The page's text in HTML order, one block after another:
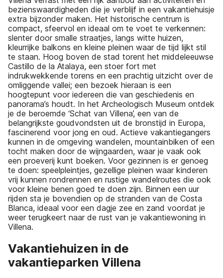
bezienswaardigheden die je verblijf in een vakantiehuisje
extra bijzonder maken. Het historische centrum is
compact, sfeervol en ideaal om te voet te verkennen:
slenter door smalle straatjes, langs witte huizen,
kleurrijke balkons en kleine pleinen waar de tijd lijkt stil
te staan. Hoog boven de stad torent het middeleeuwse
Castillo de la Atalaya, een stoer fort met
indrukwekkende torens en een prachtig uitzicht over de
omliggende vallei; een bezoek hieraan is een
hoogtepunt voor iedereen die van geschiedenis en
panorama’s houdt. In het Archeologisch Museum ontdek
je de beroemde ‘Schat van Villena’, een van de
belangrijkste goudvondsten uit de bronstijd in Europa,
fascinerend voor jong en oud. Actieve vakantiegangers
kunnen in de omgeving wandelen, mountainbiken of een
tocht maken door de wijngaarden, waar je vaak ook
een proeverij kunt boeken. Voor gezinnen is er genoeg
te doen: speelpleintjes, gezellige pleinen waar kinderen
vrij kunnen rondrennen en rustige wandelroutes die ook
voor kleine benen goed te doen zijn. Binnen een uur
rijden sta je bovendien op de stranden van de Costa
Blanca, ideaal voor een dagje zee en zand voordat je
weer terugkeert naar de rust van je vakantiewoning in
Villena.
Vakantiehuizen in de
vakantieparken Villena